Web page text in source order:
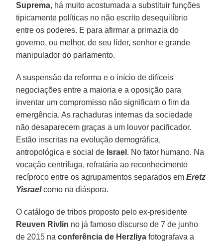
Suprema, há muito acostumada a substituir funções
tipicamente políticas no não escrito desequilíbrio
entre os poderes. E para afirmar a primazia do
governo, ou melhor, de seu líder, senhor e grande
manipulador do parlamento.
A suspensão da reforma e o início de difíceis
negociações entre a maioria e a oposição para
inventar um compromisso não significam o fim da
emergência. As rachaduras internas da sociedade
não desaparecem graças a um louvor pacificador.
Estão inscritas na evolução demográfica,
antropológica e social de Israel . No fator humano. Na
vocação centrífuga, refratária ao reconhecimento
recíproco entre os agrupamentos separados emEretz
Yisraelcomo na diáspora.
O catálogo de tribos proposto pelo ex-presidente
Reuven Rivlin no já famoso discurso de 7 de junho
de 2015 naconferência de Herzliya fotografava a